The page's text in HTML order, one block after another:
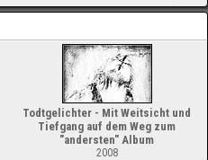
Todtgelichter - Mit Weitsicht und
Tiefgang auf dem Weg zum
"andersten" Album
2008